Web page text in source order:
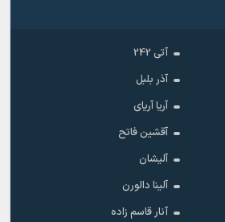
آتی 242
آذر بلبل
آریا آریای
آقشین فاتح
آلیشان
آلینا دالورن
آنار قاسم زاده